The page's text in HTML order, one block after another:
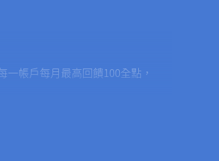
帳戶每月最高回饋100全點，
及儲值（包含全支付APP現金/